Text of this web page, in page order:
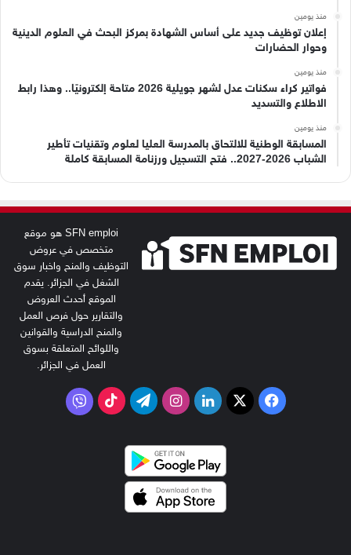
منذ يومين
إعلان توظيف جديد على أساس الشهادة بمركز البحث في العلوم الدينية
وحوار الحضارات
منذ يومين
فواتير كراء سكنات عدل لشهر جويلية 2026 متاحة إلكترونيًا.. وهذا رابط
الاطلاع والتسديد
منذ يومين
المسابقة الوطنية للالتحاق بالمدرسة العليا لعلوم وتقنيات تأطير
الشباب 2026-2027.. فتح التسجيل ورزنامة المسابقة كاملة
SFN emploi هو موقع
متخصص في عروض
التوظيف والمنح واخبار سوق
الشغل في الجزائر. يقدم
الموقع أحدث العروض
والتقارير حول فرص العمل
والمنح الدراسية والقوانين
واللوائح المتعلقة بسوق
العمل في الجزائر.
فيسبوك
‫X لينكدإنانستقرامتيلقرام‫TikTokفايبر